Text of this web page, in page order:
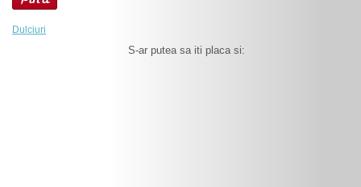
Dulciuri
S-ar putea sa iti placa si: